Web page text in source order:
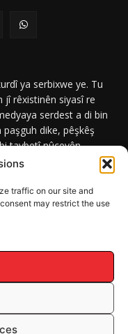
traffic on our site and
may restrict the use
ya serbixwe ye. Tu
jî rêxistinên siyasî re
serdest a di bin
dike, pêşkêş
taybetî nûçeyên
û yên têkîlî kurdan e.
BERWAR NEWS